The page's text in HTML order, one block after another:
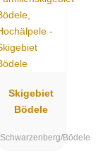
Skigebiet
Bödele
Schwarzenberg/Bödele